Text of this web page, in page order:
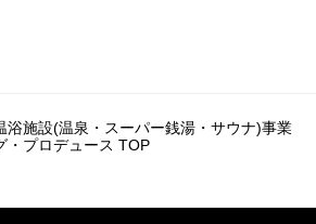
浴施設(温泉・スーパー銭湯・サウナ)事業
・プロデュース TOP